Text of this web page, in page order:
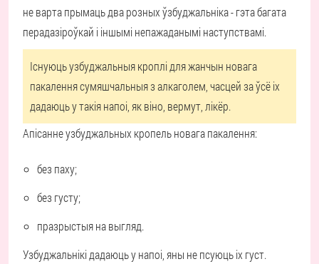
не варта прымаць два розных ўзбуджальніка - гэта багата
перадазіроўкай і іншымі непажаданымі наступствамі.
Існуюць узбуджальныя кроплі для жанчын новага
пакалення сумяшчальныя з алкаголем, часцей за ўсё іх
дадаюць у такія напоі, як віно, вермут, лікёр.
Апісанне узбуджальных кропель новага пакалення:
без паху;
без густу;
празрыстыя на выгляд.
Узбуджальнікі дадаюць у напоі, яны не псуюць іх густ.